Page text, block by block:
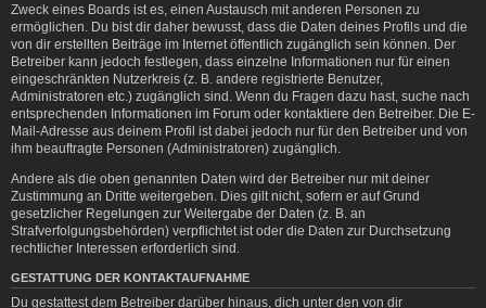
Zweck eines Boards ist es, einen Austausch mit anderen Personen zu
ermöglichen. Du bist dir daher bewusst, dass die Daten deines Profils und die
von dir erstellten Beiträge im Internet öffentlich zugänglich sein können. Der
Betreiber kann jedoch festlegen, dass einzelne Informationen nur für einen
eingeschränkten Nutzerkreis (z. B. andere registrierte Benutzer,
Administratoren etc.) zugänglich sind. Wenn du Fragen dazu hast, suche nach
entsprechenden Informationen im Forum oder kontaktiere den Betreiber. Die E-
Mail-Adresse aus deinem Profil ist dabei jedoch nur für den Betreiber und von
ihm beauftragte Personen (Administratoren) zugänglich.
Andere als die oben genannten Daten wird der Betreiber nur mit deiner
Zustimmung an Dritte weitergeben. Dies gilt nicht, sofern er auf Grund
gesetzlicher Regelungen zur Weitergabe der Daten (z. B. an
Strafverfolgungsbehörden) verpflichtet ist oder die Daten zur Durchsetzung
rechtlicher Interessen erforderlich sind.
GESTATTUNG DER KONTAKTAUFNAHME
Du gestattest dem Betreiber darüber hinaus, dich unter den von dir